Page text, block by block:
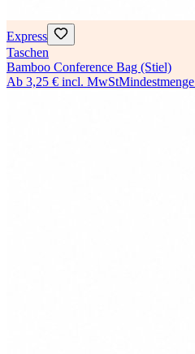
Express
Taschen
Bamboo Conference Bag (Stiel)
Ab 3,25 € incl. MwStMindestmenge